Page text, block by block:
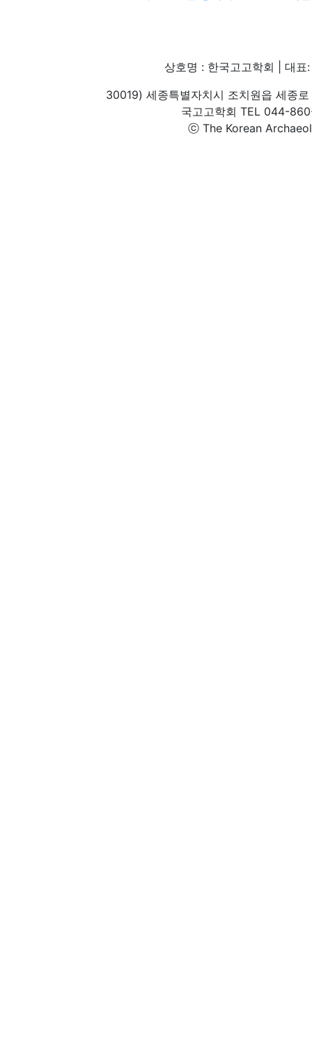
상호명 : 한국고고학회 | 대
30019) 세종특별자치시 조치원읍 세종
국고고학회 TEL 044-
ⓒ The Korean